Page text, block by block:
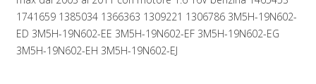
1741659 1385034 1366363 1309221 1306786 3M5H-19N602-
ED 3M5H-19N602-EE 3M5H-19N602-EF 3M5H-19N602-EG
3M5H-19N602-EH 3M5H-19N602-EJ